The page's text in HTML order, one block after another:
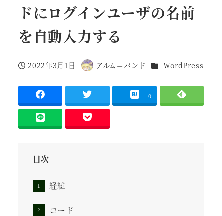
ドにログインユーザの名前
を自動入力する
投稿日
2022年3月1日
著
アルム＝バンド カテゴリー
WordPress
- - 0 -
目次
経緯
コード